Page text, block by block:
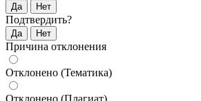
Да Нет
Подтвердить?
Да Нет
Причина отклонения
Отклонено (Тематика)
Отклонено (Плагиат)